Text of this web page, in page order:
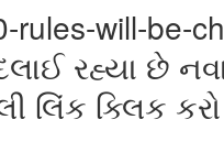
will-be-
રહ્યા છે
લિંક ક્લિક કરો